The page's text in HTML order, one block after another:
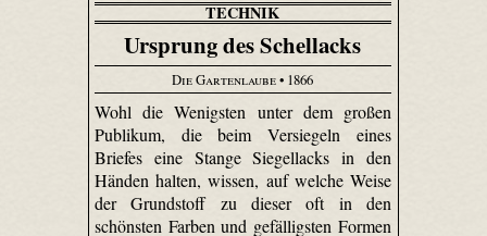
TECHNIK
Ursprung des Schellacks
Die Gartenlaube• 1866
Wohl die Wenigsten unter dem großen
Publikum, die beim Versiegeln eines
Briefes eine Stange Siegellacks in den
Händen halten, wissen, auf welche Weise
der Grundstoff zu dieser oft in den
schönsten Farben und gefälligsten Formen